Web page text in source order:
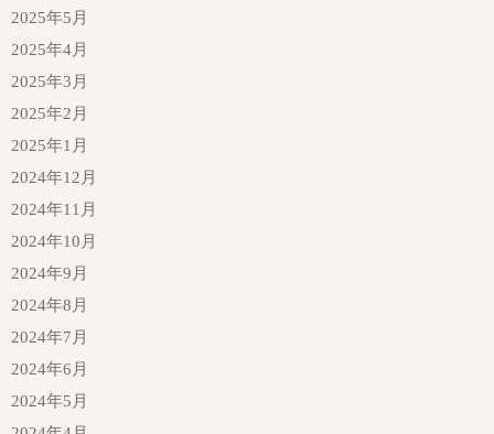
2025年5月
2025年4月
2025年3月
2025年2月
2025年1月
2024年12月
2024年11月
2024年10月
2024年9月
2024年8月
2024年7月
2024年6月
2024年5月